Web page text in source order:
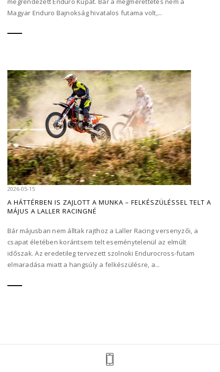
Magyar Enduro Bajnokság hivatalos futama volt,...
2026-05-15
A HÁTTÉRBEN IS ZAJLOTT A MUNKA – FELKÉSZÜLÉSSEL TELT A
MÁJUS A LALLER RACINGNÉ
Bár májusban nem álltak rajthoz a Laller Racing versenyzői, a
csapat életében korántsem telt eseménytelenül az elmúlt
időszak. Az eredetileg tervezett szolnoki Endurocross-futam
elmaradása miatt a hangsúly a felkészülésre, a...